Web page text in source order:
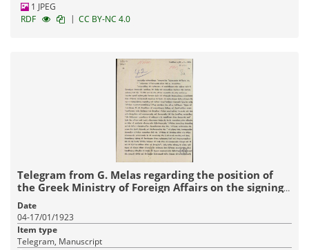
1 JPEG
RDF
| CC BY-NC 4.0
Telegram from G. Melas regarding the position of
the Greek Ministry of Foreign Affairs on the signing
of a treaty.
Date
04-17/01/1923
Item type
Telegram, Manuscript